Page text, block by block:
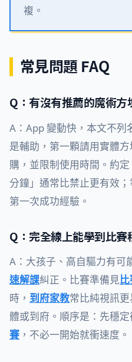
複。
常見問題 FAQ
Q：有沒有推薦的魔術方
A：App 變動快，本文不
是輔助，第一顆請用實體
購，並限制使用時間。約
分鐘」通常比禁止更有效
第一次成功經驗。
Q：完全線上能學到比賽
A：大孩子、高自驅力有可
速解課糾正。比賽準備見
時， 到府家教常比純視訊
體或到府。順序是：先穩
賽 ，不必一開始就衝速度。